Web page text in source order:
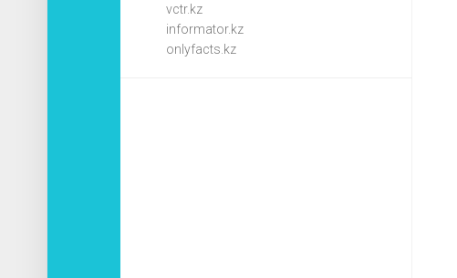
vctr.kz
informator.kz
onlyfacts.kz